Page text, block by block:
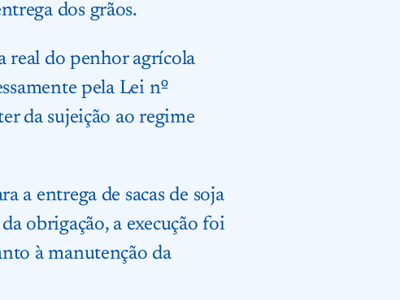
dos grãos.
real do penhor agrícola
pela Lei nº
da sujeição ao regime
a entrega de sacas de soja
obrigação, a execução foi
à manutenção da